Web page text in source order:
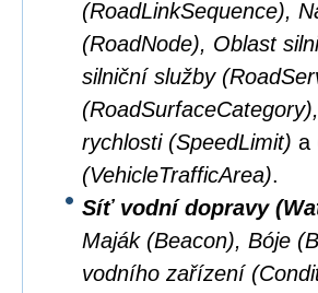
(RoadLinkSequence),
(RoadNode), Oblast
silniční služby
rychlosti (SpeedLimit) a
(VehicleTrafficArea).
Síť vodní dopravy
Maják (Beacon), Bóje
vodního zařízení